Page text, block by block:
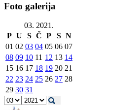
Foto galerija
03. 2021.
P U S Č P S N
01 02 03 04 05 06 07
08 09 10 11 12 13 14
15 16 17 18 19 20 21
22 23 24 25 26 27 28
29 30 31